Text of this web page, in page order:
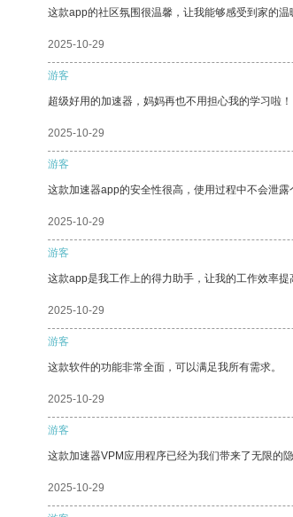
这款app的社区氛围很温馨，让我能够感受到家的温
2025-10-29
游客
超级好用的加速器，妈妈再也不用担心我的学习啦！
2025-10-29
游客
这款加速器app的安全性很高，使用过程中不会泄露
2025-10-29
游客
这款app是我工作上的得力助手，让我的工作效率
2025-10-29
游客
这款软件的功能非常全面，可以满足我所有需求。
2025-10-29
游客
这款加速器VPM应用程序已经为我们带来了无限的隐
2025-10-29